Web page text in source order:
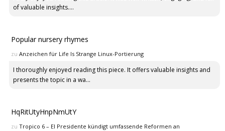
of valuable insights....
Popular nursery rhymes
zu Anzeichen für Life Is Strange Linux-Portierung
I thoroughly enjoyed reading this piece. It offers valuable insights and
presents the topic in a wa...
HqRitUtyHnpNmUtY
zu Tropico 6 – El Presidente kündigt umfassende Reformen an